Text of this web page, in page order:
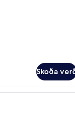
Skoða
öryggishólf í